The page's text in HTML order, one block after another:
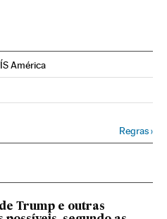
América
Twitter
en Instagram
Brasil en Facebook
Regras›
Trump e outras